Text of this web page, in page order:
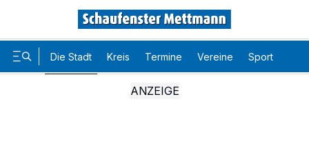
Die Stadt Kreis Termine Vereine Sport